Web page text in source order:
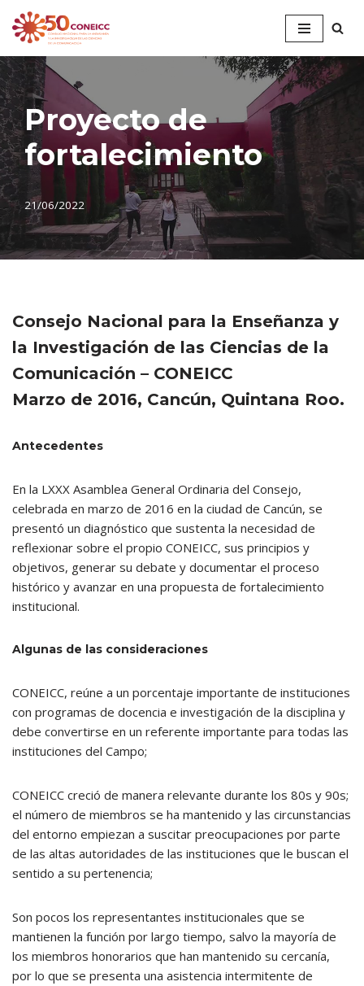
Saltar
al
contenido
Proyecto de
fortalecimiento
21/06/2022
Consejo Nacional para la Enseñanza y
la Investigación de las Ciencias de la
Comunicación – CONEICC
Marzo de 2016, Cancún, Quintana Roo.
Antecedentes
En la LXXX Asamblea General Ordinaria del Consejo,
celebrada en marzo de 2016 en la ciudad de Cancún, se
presentó un diagnóstico que sustenta la necesidad de
reflexionar sobre el propio CONEICC, sus principios y
objetivos, generar su debate y documentar el proceso
histórico y avanzar en una propuesta de fortalecimiento
institucional.
Algunas de las consideraciones
CONEICC, reúne a un porcentaje importante de instituciones
con programas de docencia e investigación de la disciplina y
debe convertirse en un referente importante para todas las
instituciones del Campo;
CONEICC creció de manera relevante durante los 80s y 90s;
el número de miembros se ha mantenido y las circunstancias
del entorno empiezan a suscitar preocupaciones por parte
de las altas autoridades de las instituciones que le buscan el
sentido a su pertenencia;
Son pocos los representantes institucionales que se
mantienen la función por largo tiempo, salvo la mayoría de
los miembros honorarios que han mantenido su cercanía,
por lo que se presenta una asistencia intermitente de